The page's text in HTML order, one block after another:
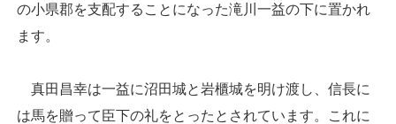
の小県郡を支配することになった滝川一益の下に置かれ
ます。
真田昌幸は一益に沼田城と岩櫃城を明け渡し、信長に
は馬を贈って臣下の礼をとったとされています。これに